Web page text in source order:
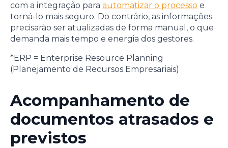
com a integração para automatizar o processo e
torná-lo mais seguro. Do contrário, as informações
precisarão ser atualizadas de forma manual, o que
demanda mais tempo e energia dos gestores.
*ERP = Enterprise Resource Planning
(Planejamento de Recursos Empresariais)
Acompanhamento de
documentos atrasados e
previstos